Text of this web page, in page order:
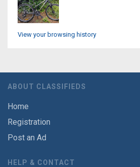
View your browsing history
ABOUT CLASSIFIEDS
Home
Registration
Post an Ad
HELP & CONTACT